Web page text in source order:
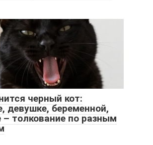
черный кот:
девушке, беременной,
толкование по разным